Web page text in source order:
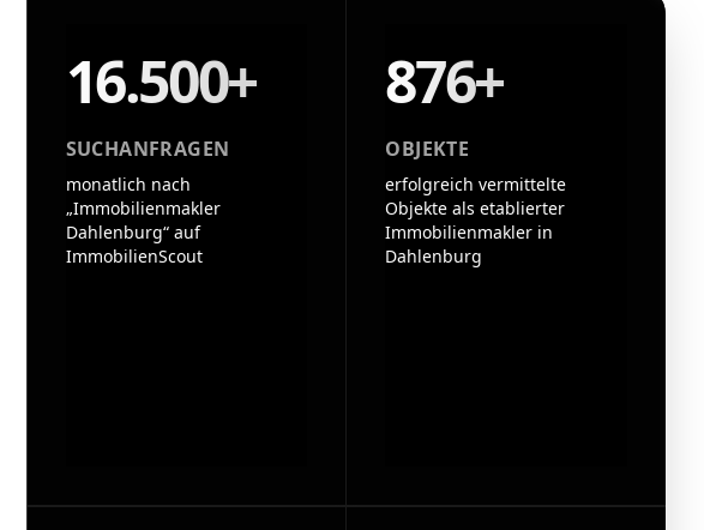
16.500+
SUCHANFRAGEN
monatlich nach
„Immobilienmakler
Dahlenburg“ auf
ImmobilienScout
876+
OBJEKTE
erfolgreich vermittelte
Objekte als etablierter
Immobilienmakler in
Dahlenburg